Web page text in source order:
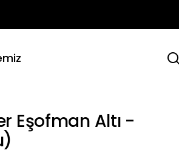
Takımlar Tüm Yaz
Eşofman Altı -